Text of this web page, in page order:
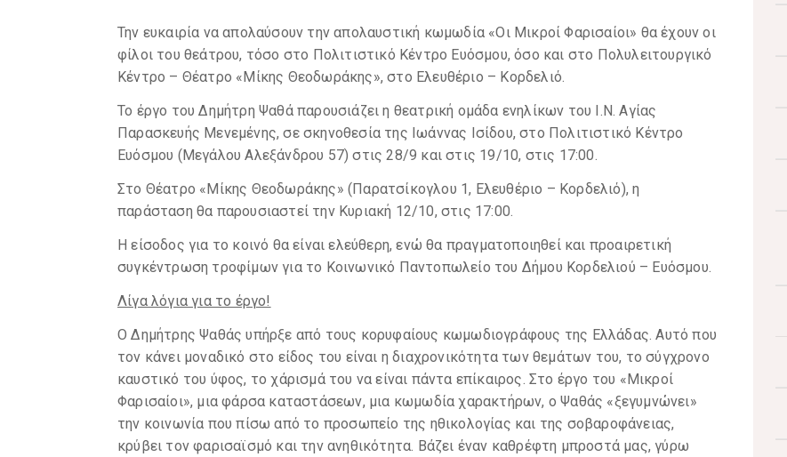
Την ευκαιρία να απολαύσουν την απολαυστική κωμωδία «Οι Μικροί Φαρισαίοι» θα έχουν οι
φίλοι του θεάτρου, τόσο στο Πολιτιστικό Κέντρο Ευόσμου, όσο και στο Πολυλειτουργικό
Κέντρο – Θέατρο «Μίκης Θεοδωράκης», στο Ελευθέριο – Κορδελιό.
Το έργο του Δημήτρη Ψαθά παρουσιάζει η θεατρική ομάδα ενηλίκων του Ι.Ν. Αγίας
Παρασκευής Μενεμένης, σε σκηνοθεσία της Ιωάννας Ισίδου, στο Πολιτιστικό Κέντρο
Ευόσμου (Μεγάλου Αλεξάνδρου 57) στις 28/9 και στις 19/10, στις 17:00.
Στο Θέατρο «Μίκης Θεοδωράκης» (Παρατσίκογλου 1, Ελευθέριο – Κορδελιό), η
παράσταση θα παρουσιαστεί την Κυριακή 12/10, στις 17:00.
Η είσοδος για το κοινό θα είναι ελεύθερη, ενώ θα πραγματοποιηθεί και προαιρετική
συγκέντρωση τροφίμων για το Κοινωνικό Παντοπωλείο του Δήμου Κορδελιού – Ευόσμου.
Λίγα λόγια για το έργο!
Ο Δημήτρης Ψαθάς υπήρξε από τους κορυφαίους κωμωδιογράφους της Ελλάδας. Αυτό που
τον κάνει μοναδικό στο είδος του είναι η διαχρονικότητα των θεμάτων του, το σύγχρονο
καυστικό του ύφος, το χάρισμά του να είναι πάντα επίκαιρος. Στο έργο του «Μικροί
Φαρισαίοι», μια φάρσα καταστάσεων, μια κωμωδία χαρακτήρων, ο Ψαθάς «ξεγυμνώνει»
την κοινωνία που πίσω από το προσωπείο της ηθικολογίας και της σοβαροφάνειας,
κρύβει τον φαρισαϊσμό και την ανηθικότητα. Βάζει έναν καθρέφτη μπροστά μας, γύρω